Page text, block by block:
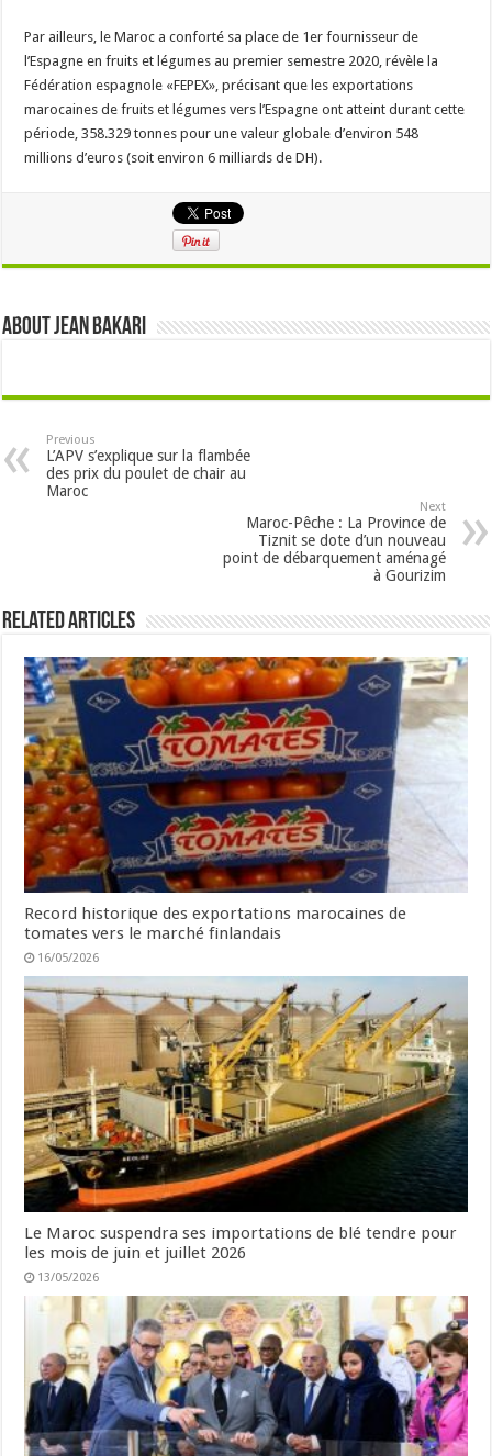
Par ailleurs, le Maroc a conforté sa place de 1er fournisseur de
l’Espagne en fruits et légumes au premier semestre 2020, révèle la
Fédération espagnole «FEPEX», précisant que les exportations
marocaines de fruits et légumes vers l’Espagne ont atteint durant cette
période, 358.329 tonnes pour une valeur globale d’environ 548
millions d’euros (soit environ 6 milliards de DH).
About Jean Bakari
Previous
L’APV s’explique sur la flambée
des prix du poulet de chair au
Maroc
Next
Maroc-Pêche : La Province de
Tiznit se dote d’un nouveau
point de débarquement aménagé
à Gourizim
Related Articles
Record historique des exportations marocaines de
tomates vers le marché finlandais
16/05/2026
Le Maroc suspendra ses importations de blé tendre pour
les mois de juin et juillet 2026
13/05/2026